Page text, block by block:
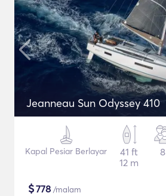
Jeanneau Sun Odyssey 410
Kapal Pesiar Berlayar
41 ft
12 m
8
$778 /malam